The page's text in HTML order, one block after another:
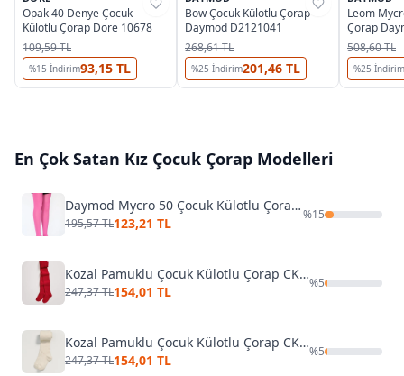
Opak 40 Denye Çocuk
Külotlu Çorap Dore 10678
109,59 TL
%15 İndirim93,15 TL
Bow Çocuk Külotlu Çorap
Daymod D2121041
268,61 TL
%25 İndirim201,46 TL
Leom
Çorap
508,60 TL
%25 İndirim
En Çok Satan Kız Çocuk Çorap Modelleri
Daymod Mycro 50 Çocuk Külotlu Çorap D2112001
195,57 TL123,21 TL
%15
Kozal Pamuklu Çocuk Külotlu Çorap CKOZ01442
247,37 TL154,01 TL
%5
Kozal Pamuklu Çocuk Külotlu Çorap CKOZ01442 Kırmızı
247,37 TL154,01 TL
%5